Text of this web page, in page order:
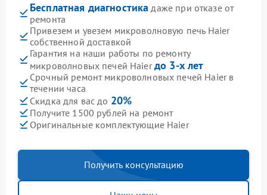
Бесплатная диагностика даже при отказе от
ремонта
Привезем и увезем микроволновую печь Haier
собственной доставкой
Гарантия на наши работы по ремонту
микроволновых печей Haierдо 3-х лет
Срочный ремонт микроволновых печей Haier в
течении часа
Скидка для вас до 20%
Получите 1500 рублей на ремонт
Оригинальные комплектующие Haier
Получить консультацию